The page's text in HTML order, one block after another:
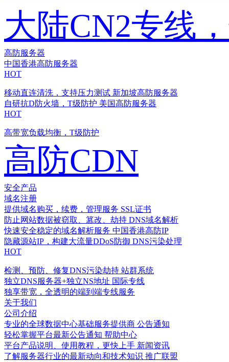
大陆CN2专线
高防服务器
中国香港高防服务器
HOT
移动直连清洗，支持压力测试 新加坡高防服务器
自研抗D防火墙，T级防护 美国高防服务器
HOT
高带宽负载均衡，T级防护
高防CDN
安全产品
域名注册
提供域名购买，续费，管理服务 SSL证书
防止网站数据被窃取、篡改、劫持 DNS域名解析
快速安全稳定的域名解析服务 中国香港高防IP
隐藏源站IP，构建大流量DDoS防御 DNS污染处理
HOT
检测、预防、修复DNS污染劫持 站群系统
独立DNS服务器+独立NS地址 国际专线
独享带宽，全透明的端到端专线服务
关于我们
公司介绍
专业的全球数据中心基础服务提供商 公告通知
轻松掌握平台最新公告通知 帮助中心
平台产品说明、使用教程，更快上手 新闻资讯
了解服务器行业的最新动向和技术知识 推广联盟